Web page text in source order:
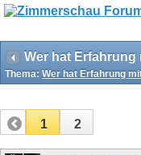
Wer hat Erfahrung
Thema: Wer hat Erfahrung
1 2